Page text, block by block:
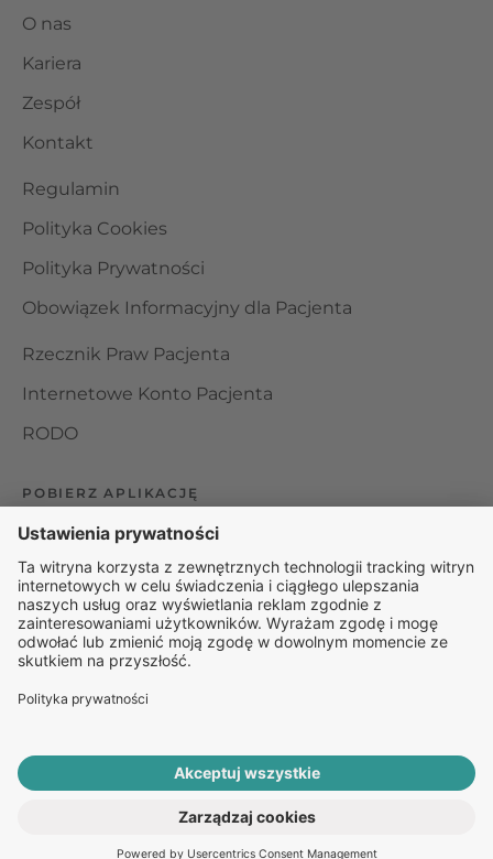
ROZPOCZNIJ E-KONSULTACJĘ
O nas
Kariera
Zespół
Kontakt
Regulamin
Polityka Cookies
Polityka Prywatności
Obowiązek Informacyjny dla Pacjenta
Rzecznik Praw Pacjenta
Internetowe Konto Pacjenta
RODO
POBIERZ APLIKACJĘ
Organizator udzielania świadczeń telemedycznych jest
podmiotem leczniczym w rozumieniu ustawy z dnia 15
kwietnia 2011 roku o działalności leczniczej, wpisanym do
rejestru podmiotów wykonujących działalność leczniczą pod
numerem: 000000229172.